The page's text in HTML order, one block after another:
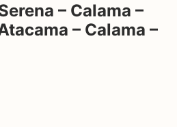
– Calama –
– Calama –